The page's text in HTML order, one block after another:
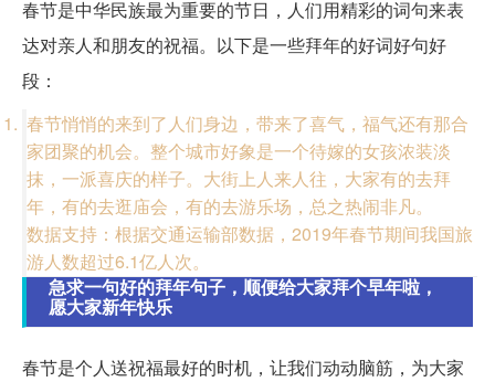
春节是中华民族最为重要的节日，人们用精彩的词句来表
达对亲人和朋友的祝福。以下是一些拜年的好词好句好
段：
春节悄悄的来到了人们身边，带来了喜气，福气还有那合
家团聚的机会。整个城市好象是一个待嫁的女孩浓装淡
抹，一派喜庆的样子。大街上人来人往，大家有的去拜
年，有的去逛庙会，有的去游乐场，总之热闹非凡。
数据支持：根据交通运输部数据，2019年春节期间我国旅
游人数超过6.1亿人次。
急求一句好的拜年句子，顺便给大家拜个早年啦，
愿大家新年快乐
春节是个人送祝福最好的时机，让我们动动脑筋，为大家